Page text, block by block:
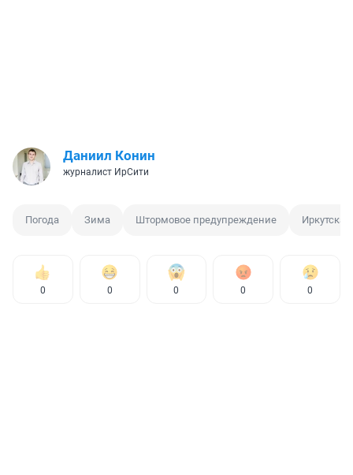
Даниил Конин
журналист ИрСити
Погода Зима Штормовое предупреждение
0 0 0 0 0